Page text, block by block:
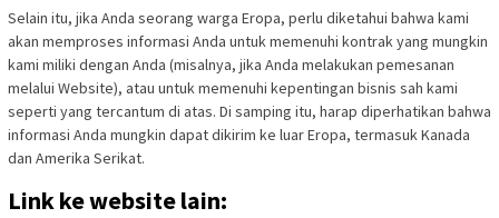
Selain itu, jika Anda seorang warga Eropa, perlu diketahui bahwa kami
akan memproses informasi Anda untuk memenuhi kontrak yang mungkin
kami miliki dengan Anda (misalnya, jika Anda melakukan pemesanan
melalui Website), atau untuk memenuhi kepentingan bisnis sah kami
seperti yang tercantum di atas. Di samping itu, harap diperhatikan bahwa
informasi Anda mungkin dapat dikirim ke luar Eropa, termasuk Kanada
dan Amerika Serikat.
Link ke website lain: